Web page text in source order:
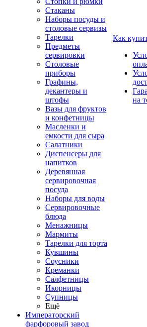
Стаканы
Наборы посуды и
столовые сервизы
Тарелки
Предметы
сервировки
Столовые
приборы
Графины,
декантеры и
штофы
Вазы для фруктов
и конфетницы
Масленки и
емкости для сыра
Салатники
Диспенсеры для
напитков
Деревянная
сервировочная
посуда
Наборы для воды
Сервировочные
блюда
Менажницы
Мармиты
Тарелки для торта
Кувшины
Соусники
Креманки
Салфетницы
Икорницы
Супницы
Ещё
Императорский
фарфоровый завод
Как
на